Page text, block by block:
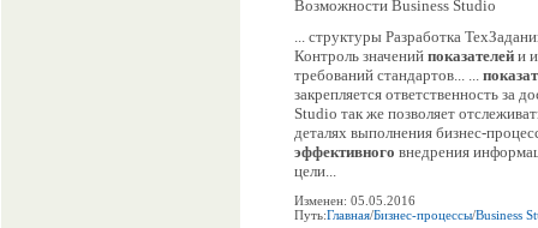
Возможности Business Studio
... структуры Разработка
Контроль значений показателей и
требований стандартов... ...
закрепляется ответственность за
Studio так же позволяет
деталях выполнения бизнес-
эффективного внедрения
цели...
Изменен: 05.05.2016
Путь:Главная/Бизнес-процессы/Business